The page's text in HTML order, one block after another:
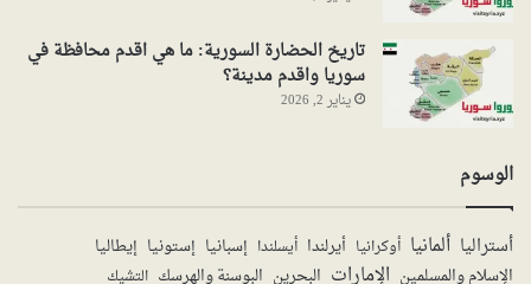
تاريخ الحضارة السورية: ما هي اقدم محافظة في
سوريا واقدم مدينة؟
يناير 2, 2026
الوسوم
أستراليا ألمانيا أوكرانيا أيرلندا أيسلندا إسبانيا إستونيا إيطاليا
الإسلام والمسلمين الإمارات البحرين البوسنة والهرسك التشيك